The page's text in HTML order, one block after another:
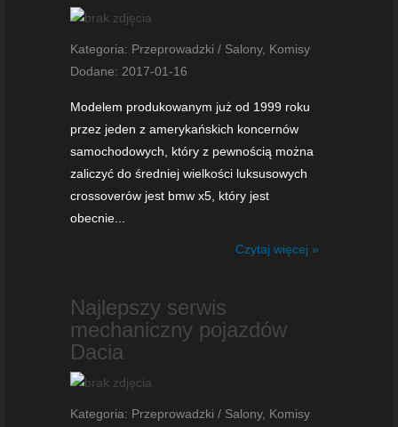
Kategoria: Przeprowadzki / Salony, Komisy
Dodane: 2017-01-16
Modelem produkowanym już od 1999 roku
przez jeden z amerykańskich koncernów
samochodowych, który z pewnością można
zaliczyć do średniej wielkości luksusowych
crossoverów jest bmw x5, który jest
obecnie...
Czytaj więcej »
Najlepszy serwis
mechaniczny pojazdów
Dacia
Kategoria: Przeprowadzki / Salony, Komisy